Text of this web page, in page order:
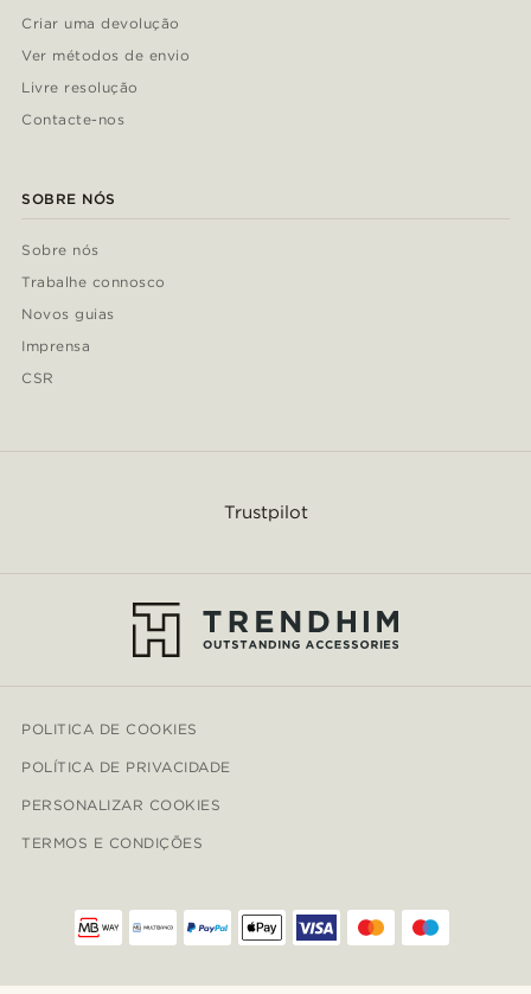
Criar uma devolução
Ver métodos de envio
Livre resolução
Contacte-nos
SOBRE NÓS
Sobre nós
Trabalhe connosco
Novos guias
Imprensa
CSR
Trustpilot
POLITICA DE COOKIES
POLÍTICA DE PRIVACIDADE
PERSONALIZAR COOKIES
TERMOS E CONDIÇÕES